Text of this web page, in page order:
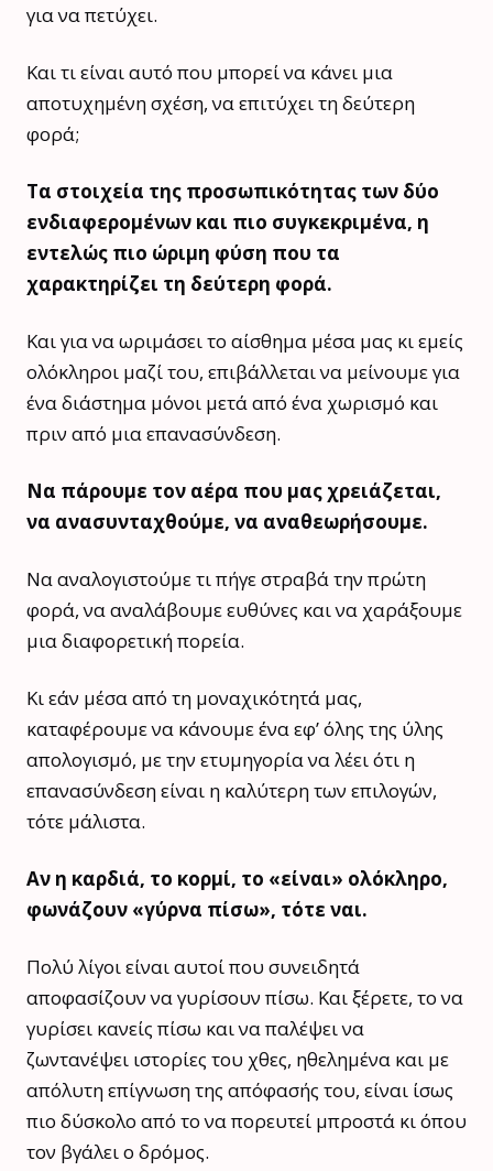
για να πετύχει.
Και τι είναι αυτό που μπορεί να κάνει μια
αποτυχημένη σχέση, να επιτύχει τη δεύτερη
φορά;
Τα στοιχεία της προσωπικότητας των δύο
ενδιαφερομένων και πιο συγκεκριμένα, η
εντελώς πιο ώριμη φύση που τα
χαρακτηρίζει τη δεύτερη φορά.
Και για να ωριμάσει το αίσθημα μέσα μας κι εμείς
ολόκληροι μαζί του, επιβάλλεται να μείνουμε για
ένα διάστημα μόνοι μετά από ένα χωρισμό και
πριν από μια επανασύνδεση.
Να πάρουμε τον αέρα που μας χρειάζεται,
να ανασυνταχθούμε, να αναθεωρήσουμε.
Να αναλογιστούμε τι πήγε στραβά την πρώτη
φορά, να αναλάβουμε ευθύνες και να χαράξουμε
μια διαφορετική πορεία.
Κι εάν μέσα από τη μοναχικότητά μας,
καταφέρουμε να κάνουμε ένα εφ’ όλης της ύλης
απολογισμό, με την ετυμηγορία να λέει ότι η
επανασύνδεση είναι η καλύτερη των επιλογών,
τότε μάλιστα.
Αν η καρδιά, το κορμί, το «είναι» ολόκληρο,
φωνάζουν «γύρνα πίσω», τότε ναι.
Πολύ λίγοι είναι αυτοί που συνειδητά
αποφασίζουν να γυρίσουν πίσω. Και ξέρετε, το να
γυρίσει κανείς πίσω και να παλέψει να
ζωντανέψει ιστορίες του χθες, ηθελημένα και με
απόλυτη επίγνωση της απόφασής του, είναι ίσως
πιο δύσκολο από το να πορευτεί μπροστά κι όπου
τον βγάλει ο δρόμος.